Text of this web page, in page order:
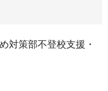
対策部不登校支援・